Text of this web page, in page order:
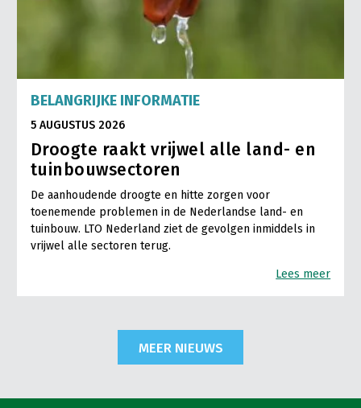
BELANGRIJKE INFORMATIE
5 AUGUSTUS 2026
Droogte raakt vrijwel alle land- en
tuinbouwsectoren
De aanhoudende droogte en hitte zorgen voor
toenemende problemen in de Nederlandse land- en
tuinbouw. LTO Nederland ziet de gevolgen inmiddels in
vrijwel alle sectoren terug.
Lees meer
MEER NIEUWS